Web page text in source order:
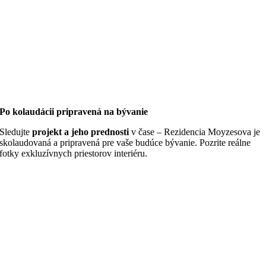
Po kolaudácii pripravená na bývanie
Sledujteprojekt a jeho prednosti v čase – Rezidencia Moyzesova je
skolaudovaná a pripravená pre vaše budúce bývanie. Pozrite reálne
fotky exkluzívnych priestorov interiéru.